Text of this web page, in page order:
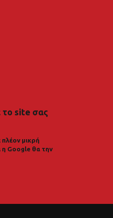
το site σας
πλέον μικρή
η Google θα την